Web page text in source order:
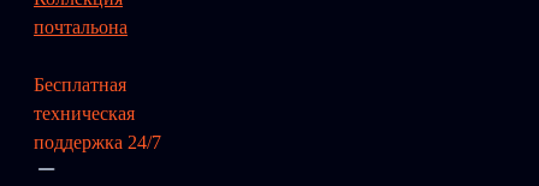
почтальона
Бесплатная
техническая
поддержка 24/7